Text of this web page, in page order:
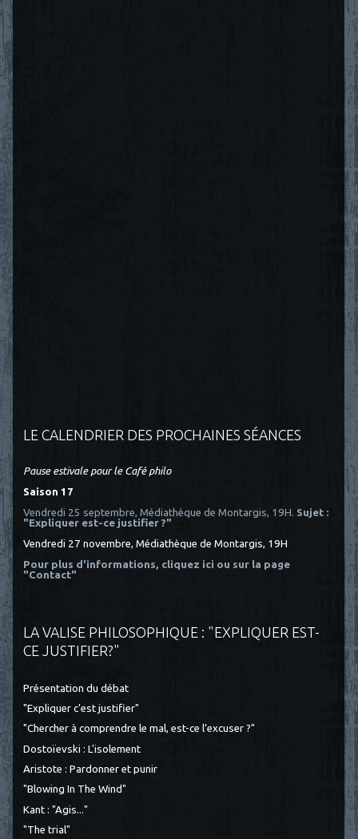
LE CALENDRIER DES PROCHAINES SÉANCES
Pause estivale pour le Café philo
Saison 17
Vendredi 25 septembre, Médiathèque de Montargis, 19H. Sujet :
"Expliquer est-ce justifier ?"
Vendredi 27 novembre, Médiathèque de Montargis, 19H
Pour plus d'informations, cliquez ici ou sur la page
"Contact"
LA VALISE PHILOSOPHIQUE : "EXPLIQUER EST-
CE JUSTIFIER?"
Présentation du débat
"Expliquer c'est justifier"
"Chercher à comprendre le mal, est-ce l’excuser ?"
Dostoïevski : L'isolement
Aristote : Pardonner et punir
"Blowing In The Wind"
Kant : "Agis..."
"The trial"